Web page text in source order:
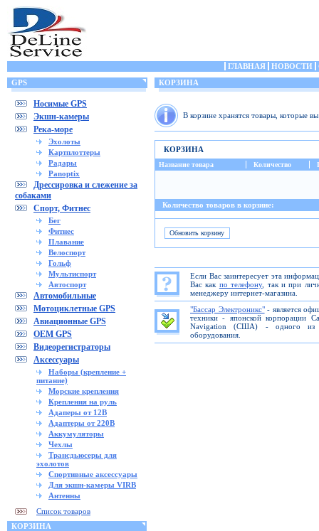
ГЛАВНАЯ НОВОСТИ
GPS
Носимые GPS
Экшн-камеры
Река-море
Эхолоты
Картплоттеры
Радары
Panoptix
Дрессировка и слежение за
собаками
Спорт, Фитнес
Бег
Фитнес
Плавание
Велоспорт
Гольф
Мультиспорт
Автоспорт
Автомобильные
Мотоциклетные GPS
Авиационные GPS
OEM GPS
Видеорегистраторы
Аксессуары
Наборы (крепление +
питание)
Морские крепления
Крепления на руль
Адаперы от 12В
Адаптеры от 220В
Аккумуляторы
Чехлы
Трансдьюсеры для
эхолотов
Спортивные аксессуары
Для экшн-камеры VIRB
Антенны
Список товаров
КОРЗИНА
КОРЗИНА
В корзине хранятся товары, которые
КОРЗИНА
Название товара Количество
Количество товаров в корзине:
Если Вас заинтересует эта
Вас как по телефону, так и при
менеджеру интернет-магазина.
"Бассар Электроникс"- является
техники - японской корпорации
Navigation (США) - одного из
оборудования.